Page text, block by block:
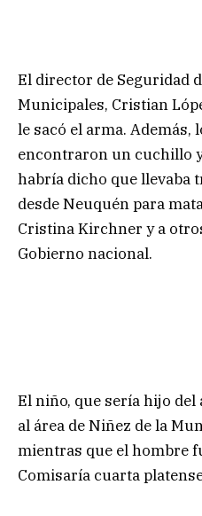
El director de Seguridad
Municipales, Cristian
le sacó el arma. Además,
encontraron un cuchillo
habría dicho que llevaba
desde Neuquén para
Cristina Kirchner y a
Gobierno nacional.
El niño, que sería hijo del
al área de Niñez de la
mientras que el hombre
Comisaría cuarta